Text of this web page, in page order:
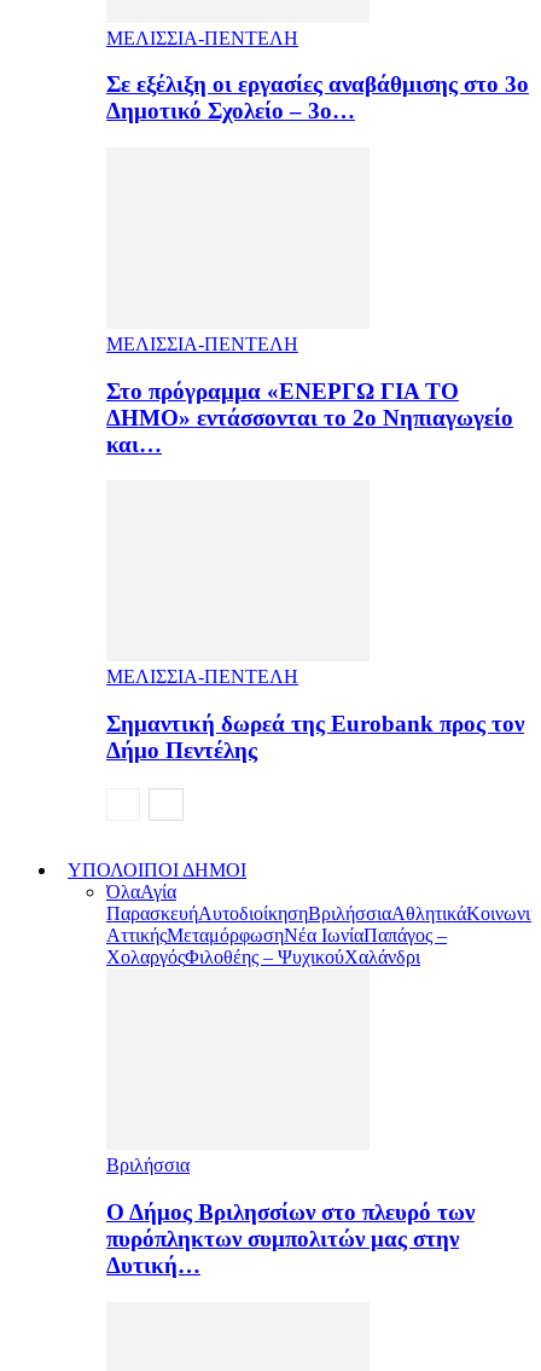
ΜΕΛΙΣΣΙΑ-ΠΕΝΤΕΛΗ
Σε εξέλιξη οι εργασίες αναβάθμισης στο 3ο
Δημοτικό Σχολείο – 3ο…
ΜΕΛΙΣΣΙΑ-ΠΕΝΤΕΛΗ
Στο πρόγραμμα «ΕΝΕΡΓΩ ΓΙΑ ΤΟ
ΔΗΜΟ» εντάσσονται το 2ο Νηπιαγωγείο
και…
ΜΕΛΙΣΣΙΑ-ΠΕΝΤΕΛΗ
Σημαντική δωρεά της Eurobank προς τον
Δήμο Πεντέλης
ΥΠΟΛΟΙΠΟΙ ΔΗΜΟΙ
ΌλαΑγία
ΠαρασκευήΑυτοδιοίκησηΒριλήσσιαΑθλητικά
ΑττικήςΜεταμόρφωσηΝέα ΙωνίαΠαπάγος –
ΧολαργόςΦιλοθέης – ΨυχικούΧαλάνδρι
Βριλήσσια
Ο Δήμος Βριλησσίων στο πλευρό των
πυρόπληκτων συμπολιτών μας στην
Δυτική…